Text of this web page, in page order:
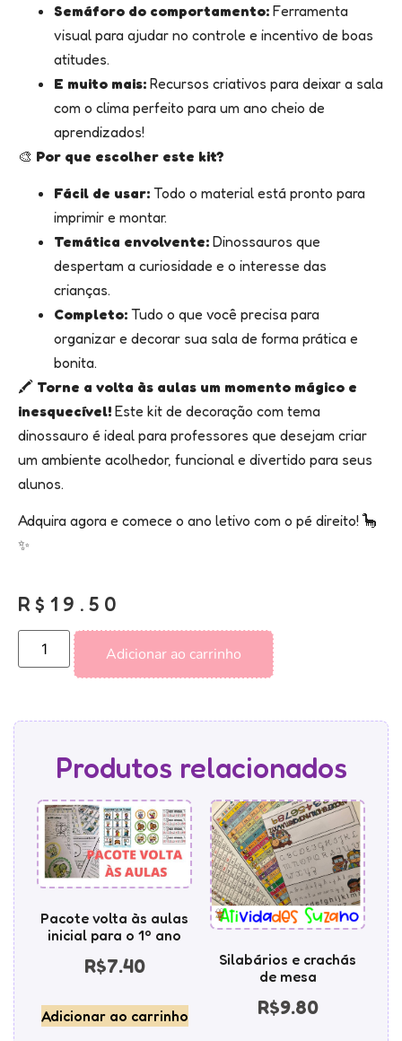
Semáforo do comportamento: Ferramenta
visual para ajudar no controle e incentivo de boas
atitudes.
E muito mais: Recursos criativos para deixar a sala
com o clima perfeito para um ano cheio de
aprendizados!
🎨 Por que escolher este kit?
Fácil de usar: Todo o material está pronto para
imprimir e montar.
Temática envolvente: Dinossauros que
despertam a curiosidade e o interesse das
crianças.
Completo: Tudo o que você precisa para
organizar e decorar sua sala de forma prática e
bonita.
🖍️ Torne a volta às aulas um momento mágico e
inesquecível! Este kit de decoração com tema
dinossauro é ideal para professores que desejam criar
um ambiente acolhedor, funcional e divertido para seus
alunos.
Adquira agora e comece o ano letivo com o pé direito! 🦕
✨
R$ 19.50
Adicionar ao carrinho
Produtos relacionados
Pacote volta às aulas
inicial para o 1º ano
R$7.40
Adicionar ao carrinho
Silabários e crachás
de mesa
R$9.80